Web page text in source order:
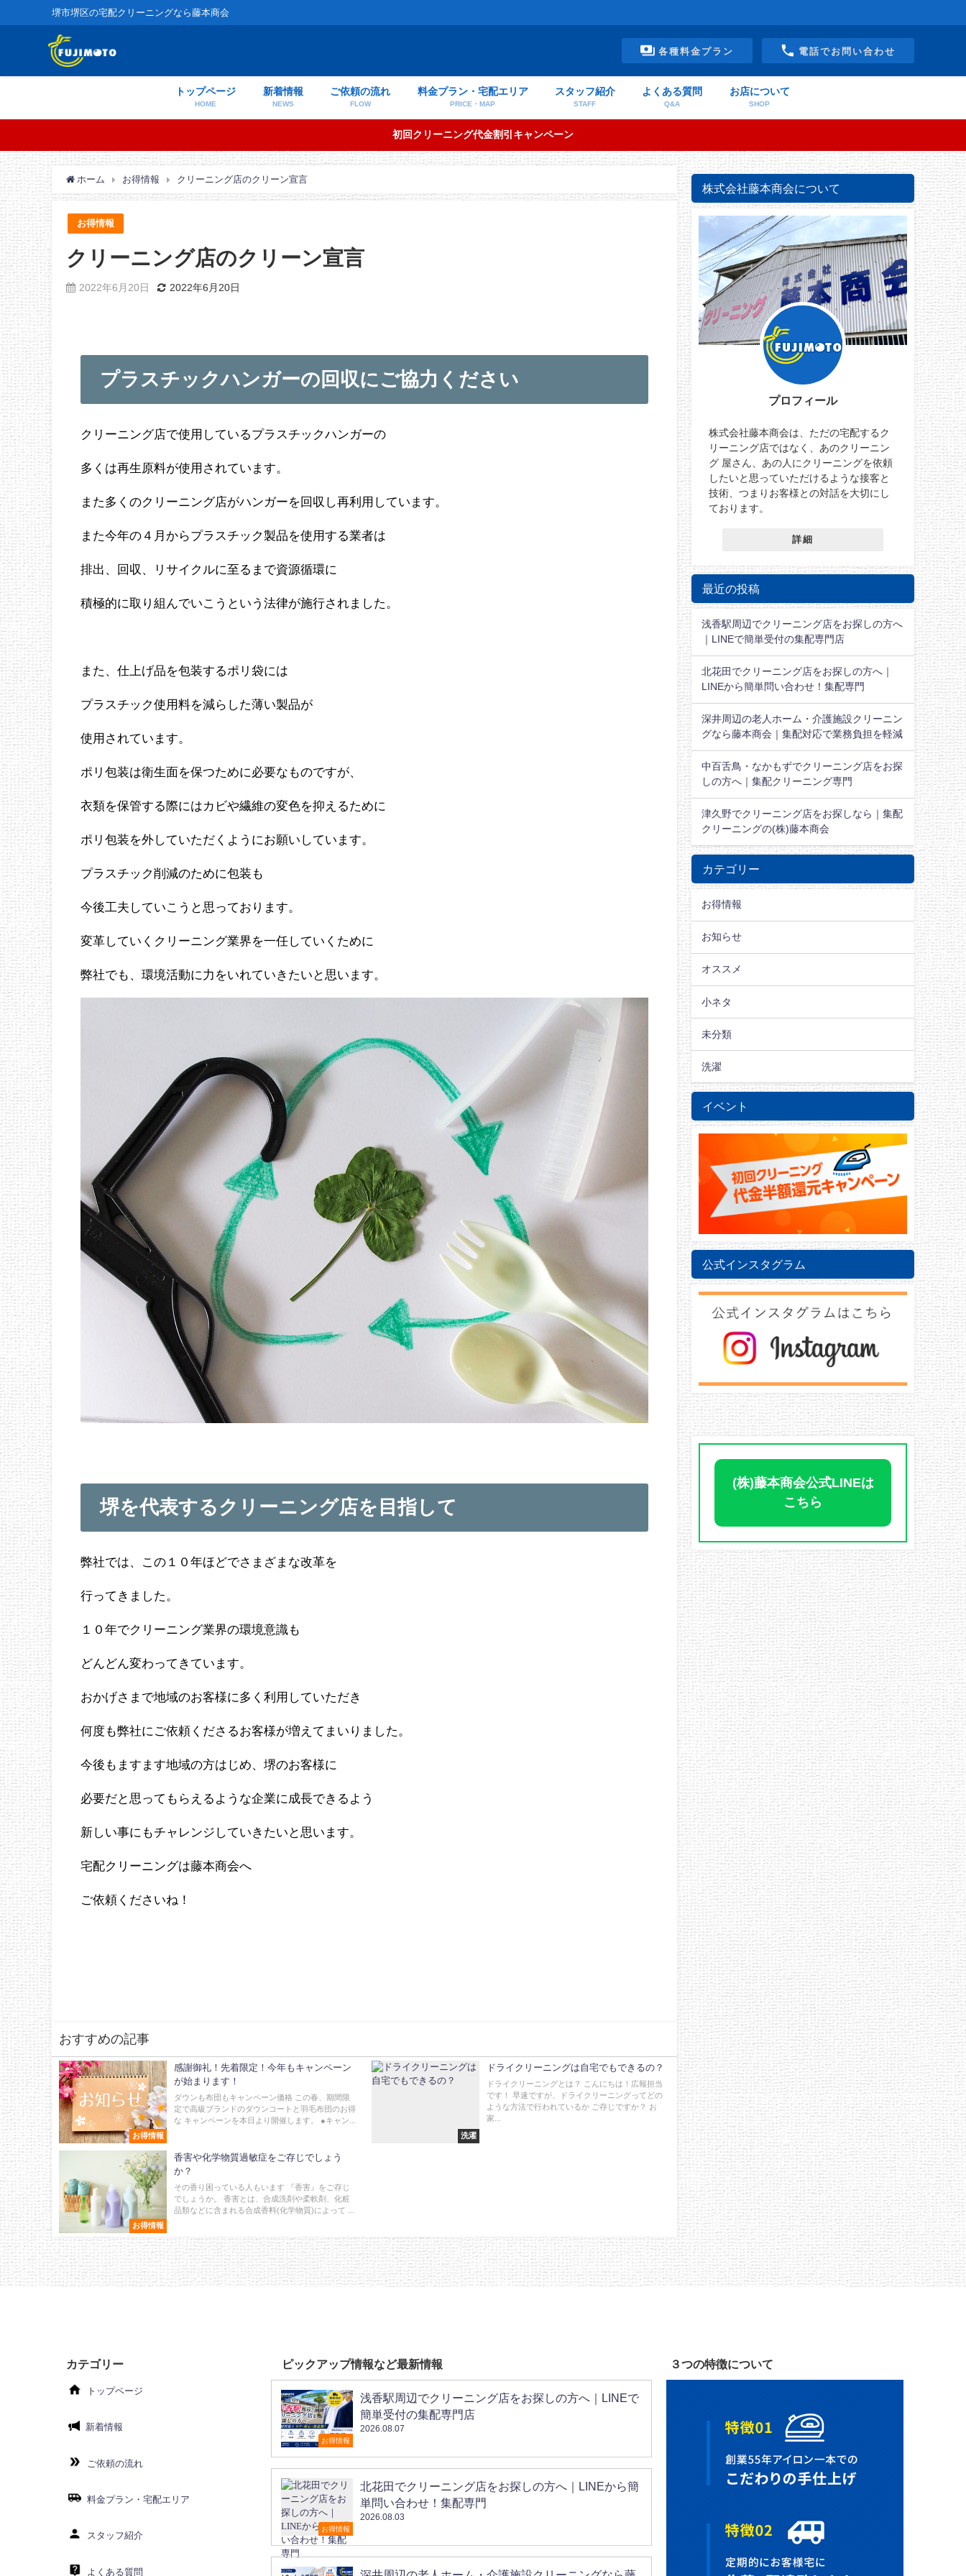
堺市堺区の宅配クリーニングなら藤本商会
各種料金プラン 電話でお問い合わせ
トップページ
HOME
新着情報
NEWS
ご依頼の流れ
FLOW
料金プラン・宅配エリア
PRICE・MAP
スタッフ紹介
STAFF
よくある質問
Q&A
お店について
SHOP
初回クリーニング代金割引キャンペーン
ホーム お得情報 クリーニング店のクリーン宣言
お得情報
クリーニング店のクリーン宣言
2022年6月20日 2022年6月20日
プラスチックハンガーの回収にご協力ください
クリーニング店で使用しているプラスチックハンガーの
多くは再生原料が使用されています。
また多くのクリーニング店がハンガーを回収し再利用しています。
また今年の４月からプラスチック製品を使用する業者は
排出、回収、リサイクルに至るまで資源循環に
積極的に取り組んでいこうという法律が施行されました。
また、仕上げ品を包装するポリ袋には
プラスチック使用料を減らした薄い製品が
使用されています。
ポリ包装は衛生面を保つために必要なものですが、
衣類を保管する際にはカビや繊維の変色を抑えるために
ポリ包装を外していただくようにお願いしています。
プラスチック削減のために包装も
今後工夫していこうと思っております。
変革していくクリーニング業界を一任していくために
弊社でも、環境活動に力をいれていきたいと思います。
堺を代表するクリーニング店を目指して
弊社では、この１０年ほどでさまざまな改革を
行ってきました。
１０年でクリーニング業界の環境意識も
どんどん変わってきています。
おかげさまで地域のお客様に多く利用していただき
何度も弊社にご依頼くださるお客様が増えてまいりました。
今後もますます地域の方はじめ、堺のお客様に
必要だと思ってもらえるような企業に成長できるよう
新しい事にもチャレンジしていきたいと思います。
宅配クリーニングは藤本商会へ
ご依頼くださいね！
おすすめの記事
お得情報
感謝御礼！先着限定！今年もキャンペーン
が始まります！
ダウンも布団もキャンペーン価格 この春、期間限
定で高級ブランドのダウンコートと羽毛布団のお得
な キャンペーンを本日より開催します。 ●キャン...
洗濯
ドライクリーニングは自宅でもできるの？
ドライクリーニングとは？ こんにちは！広報担当
です！ 早速ですが、ドライクリーニングってどの
ような方法で行われているか ご存じですか？ お
家...
お得情報
香害や化学物質過敏症をご存じでしょう
か？
その香り困っている人もいます 『香害』をご存じ
でしょうか。 香害とは、合成洗剤や柔軟剤、化粧
品類などに含まれる合成香料(化学物質)によって ...
株式会社藤本商会について
プロフィール
株式会社藤本商会は、ただの宅配するク
リーニング店ではなく、あのクリーニン
グ 屋さん、あの人にクリーニングを依頼
したいと思っていただけるような接客と
技術、つまりお客様との対話を大切にし
ております。
詳細
最近の投稿
浅香駅周辺でクリーニング店をお探しの方へ
｜LINEで簡単受付の集配専門店
北花田でクリーニング店をお探しの方へ｜
LINEから簡単問い合わせ！集配専門
深井周辺の老人ホーム・介護施設クリーニン
グなら藤本商会｜集配対応で業務負担を軽減
中百舌鳥・なかもずでクリーニング店をお探
しの方へ｜集配クリーニング専門
津久野でクリーニング店をお探しなら｜集配
クリーニングの(株)藤本商会
カテゴリー
お得情報
お知らせ
オススメ
小ネタ
未分類
洗濯
イベント
公式インスタグラム
(株)藤本商会公式LINEは
こちら
カテゴリー
トップページ
新着情報
ご依頼の流れ
料金プラン・宅配エリア
スタッフ紹介
よくある質問
ピックアップ情報など最新情報
お得情報
浅香駅周辺でクリーニング店をお探しの方へ｜LINEで
簡単受付の集配専門店
2026.08.07
お得情報
北花田でクリーニング店をお探しの方へ｜LINEから簡
単問い合わせ！集配専門
2026.08.03
３つの特徴について